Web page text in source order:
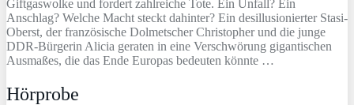
Giftgaswolke und fordert zahlreiche Tote. Ein Unfall? Ein
Anschlag? Welche Macht steckt dahinter? Ein desillusionierter Stasi-
Oberst, der französische Dolmetscher Christopher und die junge
DDR-Bürgerin Alicia geraten in eine Verschwörung gigantischen
Ausmaßes, die das Ende Europas bedeuten könnte …
Hörprobe